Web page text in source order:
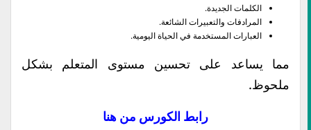
الكلمات الجديدة.
المرادفات والتعبيرات الشائعة.
العبارات المستخدمة في الحياة اليومية.
مما يساعد على تحسين مستوى المتعلم بشكل
ملحوظ.
رابط الكورس من هنا